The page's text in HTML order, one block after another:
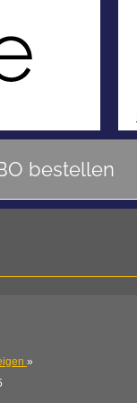
bestellen
»